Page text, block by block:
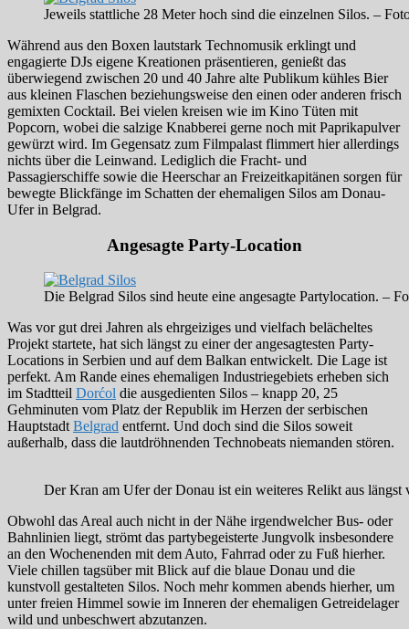
Jeweils stattliche 28 Meter hoch sind die einzelnen Silos. –
Während aus den Boxen lautstark Technomusik erklingt und
engagierte DJs eigene Kreationen präsentieren, genießt das
überwiegend zwischen 20 und 40 Jahre alte Publikum kühles Bier
aus kleinen Flaschen beziehungsweise den einen oder anderen frisch
gemixten Cocktail. Bei vielen kreisen wie im Kino Tüten mit
Popcorn, wobei die salzige Knabberei gerne noch mit Paprikapulver
gewürzt wird. Im Gegensatz zum Filmpalast flimmert hier allerdings
nichts über die Leinwand. Lediglich die Fracht- und
Passagierschiffe sowie die Heerschar an Freizeitkapitänen sorgen für
bewegte Blickfänge im Schatten der ehemaligen Silos am Donau-
Ufer in Belgrad.
Angesagte Party-Location
Die Belgrad Silos sind heute eine angesagte Partylocation. –
Was vor gut drei Jahren als ehrgeiziges und vielfach belächeltes
Projekt startete, hat sich längst zu einer der angesagtesten Party-
Locations in Serbien und auf dem Balkan entwickelt. Die Lage ist
perfekt. Am Rande eines ehemaligen Industriegebiets erheben sich
im Stadtteil Dorćol die ausgedienten Silos – knapp 20, 25
Gehminuten vom Platz der Republik im Herzen der serbischen
Hauptstadt Belgrad entfernt. Und doch sind die Silos soweit
außerhalb, dass die lautdröhnenden Technobeats niemanden stören.
Der Kran am Ufer der Donau ist ein weiteres Relikt aus
Obwohl das Areal auch nicht in der Nähe irgendwelcher Bus- oder
Bahnlinien liegt, strömt das partybegeisterte Jungvolk insbesondere
an den Wochenenden mit dem Auto, Fahrrad oder zu Fuß hierher.
Viele chillen tagsüber mit Blick auf die blaue Donau und die
kunstvoll gestalteten Silos. Noch mehr kommen abends hierher, um
unter freien Himmel sowie im Inneren der ehemaligen Getreidelager
wild und unbeschwert abzutanzen.